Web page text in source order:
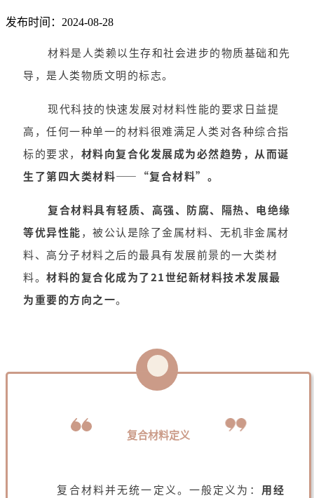
发布时间：2024-08-28
材料是人类赖以生存和社会进步的物质基础和先
导，是人类物质文明的标志。
现代科技的快速发展对材料性能的要求日益提
高，任何一种单一的材料很难满足人类对各种综合指
标的要求， 材料向复合化发展成为必然趋势，从而诞
生了第四大类材料——“复合材料”。
复合材料具有轻质、高强、防腐、隔热、电绝缘
等优异性能，被公认是除了金属材料、无机非金属材
料、高分子材料之后的最具有发展前景的一大类材
料。 材料的复合化成为了21世纪新材料技术发展最
为重要的方向之一。
复合材料定义
复合材料并无统一定义。一般定义为： 用经